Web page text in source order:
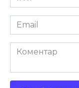
*
Email
*
Коментар